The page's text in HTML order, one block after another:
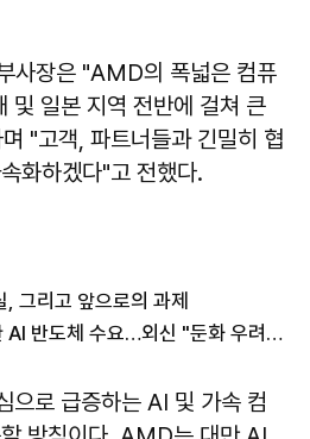
사장은 "AMD의 폭넓은 컴퓨
및 일본 지역 전반에 걸쳐 큰
"고객, 파트너들과 긴밀히 협
화하겠다"고 전했다.
그리고 앞으로의 과제
엔비디아가 다시 증명한 AI 반도체 수요…외신 "둔화 우려 낮췄다"
로 급증하는 AI 및 가속 컴